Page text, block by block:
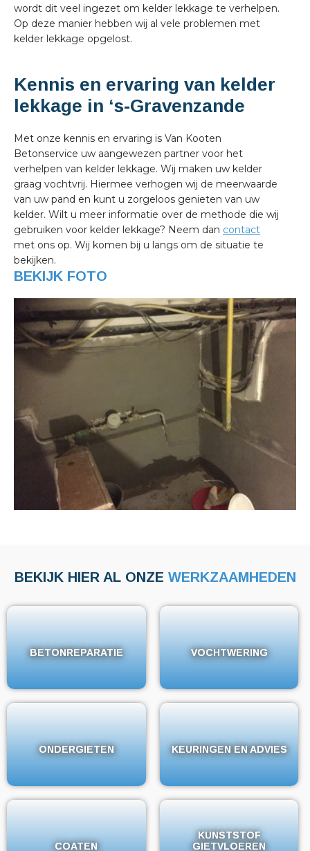
wordt dit veel ingezet om kelder lekkage te verhelpen.
Op deze manier hebben wij al vele problemen met
kelder lekkage opgelost.
Kennis en ervaring van kelder
lekkage in ‘s-Gravenzande
Met onze kennis en ervaring is Van Kooten
Betonservice uw aangewezen partner voor het
verhelpen van kelder lekkage. Wij maken uw kelder
graag vochtvrij. Hiermee verhogen wij de meerwaarde
van uw pand en kunt u zorgeloos genieten van uw
kelder. Wilt u meer informatie over de methode die wij
gebruiken voor kelder lekkage? Neem dan contact
met ons op. Wij komen bij u langs om de situatie te
bekijken.
BEKIJK FOTO
BEKIJK HIER AL ONZE WERKZAAMHEDEN
BETONREPARATIE
BETONREPARATIE VOCHTWERING
VOCHTWERING
ONDERGIETEN
ONDERGIETEN KEURINGEN EN ADVIES
KEURINGEN EN ADVIES
COATEN
COATEN
KUNSTSTOF
GIETVLOEREN
KUNSTSTOF
GIETVLOEREN